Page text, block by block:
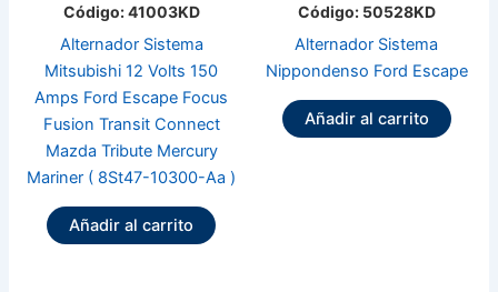
Código: 41003KD
Alternador Sistema
Mitsubishi 12 Volts 150
Amps Ford Escape Focus
Fusion Transit Connect
Mazda Tribute Mercury
Mariner ( 8St47-10300-Aa )
Añadir al carrito
Código: 50528KD
Alternador Sistema
Nippondenso Ford Escape
Añadir al carrito